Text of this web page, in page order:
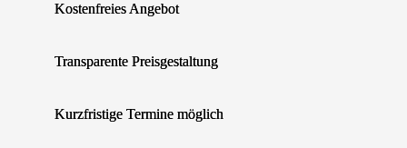
Kostenfreies Angebot
Transparente Preisgestaltung
Kurzfristige Termine möglich